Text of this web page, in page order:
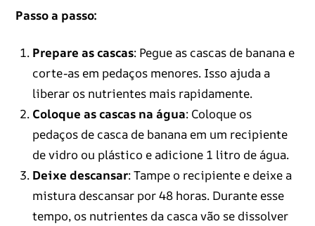
Passo a passo:
Prepare as cascas: Pegue as cascas de banana e
corte-as em pedaços menores. Isso ajuda a
liberar os nutrientes mais rapidamente.
Coloque as cascas na água: Coloque os
pedaços de casca de banana em um recipiente
de vidro ou plástico e adicione 1 litro de água.
Deixe descansar: Tampe o recipiente e deixe a
mistura descansar por 48 horas. Durante esse
tempo, os nutrientes da casca vão se dissolver